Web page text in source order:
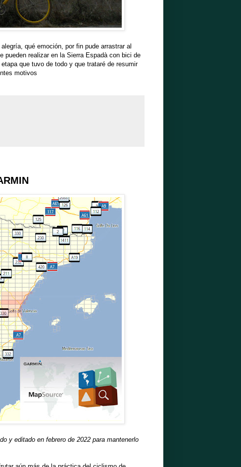
qué emoción, por fin pude arrastrar al
pueden realizar en la Sierra Espadà con bici de
que tuvo de todo y que trataré de resumir
motivos
y editado en febrero de 2022 para mantenerlo